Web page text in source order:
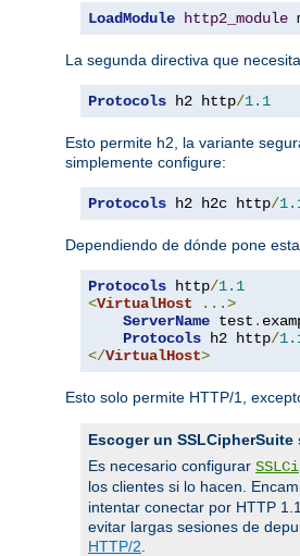
LoadModule http2_module
La segunda directiva que
Protocols h2 http/1.1
Esto permite h2, la variante
simplemente configure:
Protocols h2 h2c http/
Dependiendo de dónde pone
Protocols http/1.1
<VirtualHost
...>
ServerName test .
Protocols h2 http/
</VirtualHost>
Esto solo permite HTTP/1,
Escoger un SSLCipherSuite
Es necesario configurar
los clientes si lo hacen.
intentar conectar por HTTP
evitar largas sesiones de
HTTP/2